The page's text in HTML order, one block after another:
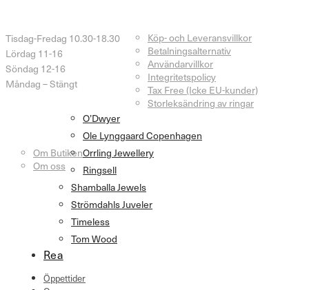
Tisdag-Fredag 10.30-18.30
Lördag 11-16
Söndag 12-16
Måndag – Stängt
Köp- och Leveransvillkor
Betalningsalternativ
Användarvillkor
Integritetspolicy
Tax Free (Icke EU-kunder)
Storleksändring av ringar
Om Butiken
Om oss
O’Dwyer
Ole Lynggaard Copenhagen
Orrling Jewellery
Ringsell
Shamballa Jewels
Strömdahls Juveler
Timeless
Tom Wood
Rea
Öppettider